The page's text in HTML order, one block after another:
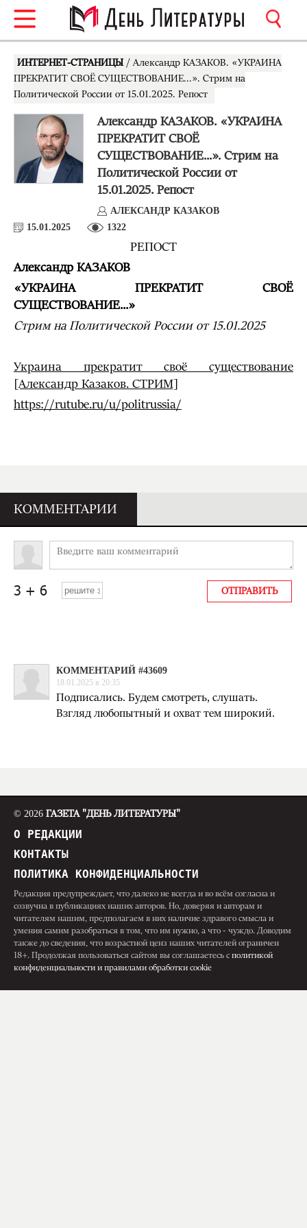
ИНТЕРНЕТ-СТРАНИЦЫ / Александр КАЗАКОВ. «УКРАИНА
ПРЕКРАТИТ СВОЁ СУЩЕСТВОВАНИЕ...». Стрим на
Политической России от 15.01.2025. Репост
Александр КАЗАКОВ. «УКРАИНА
ПРЕКРАТИТ СВОЁ
СУЩЕСТВОВАНИЕ...». Стрим на
Политической России от
15.01.2025. Репост
АЛЕКСАНДР КАЗАКОВ
15.01.2025
1322
РЕПОСТ
Александр КАЗАКОВ
«УКРАИНА ПРЕКРАТИТ СВОЁ
СУЩЕСТВОВАНИЕ...»
Стрим на Политической России от 15.01.2025
Украина прекратит своё существование
[Александр Казаков. СТРИМ]
https://rutube.ru/u/politrussia/
КОММЕНТАРИИ
КОММЕНТАРИЙ #43609
18.01.2025 в 20:35
Подписались. Будем смотреть, слушать.
Взгляд любопытный и охват тем широкий.
© 2026 ГАЗЕТА "ДЕНЬ ЛИТЕРАТУРЫ"
О РЕДАКЦИИ
КОНТАКТЫ
ПОЛИТИКА КОНФИДЕНЦИАЛЬНОСТИ
Редакция предупреждает, что далеко не всегда и во всём согласна и
созвучна в публикациях наших авторов. Но, доверяя и авторам и
читателям нашим, предполагаем в них наличие здравого смысла и
умения самим разобраться в том, что им нужно, а что - чуждо. Доводим
также до сведения, что возрастной ценз наших читателей ограничен
18+. Продолжая пользоваться сайтом вы соглашаетесь с политикой
конфиденциальности и правилами обработки cookie